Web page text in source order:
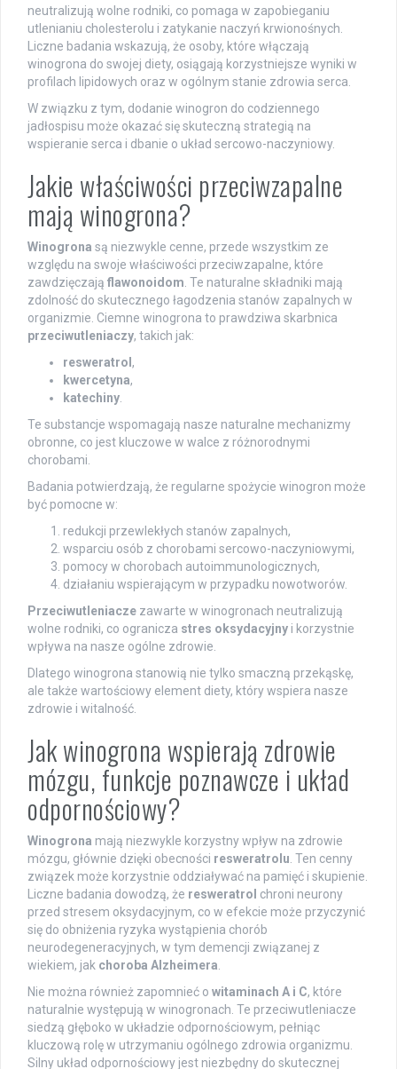
neutralizują wolne rodniki, co pomaga w zapobieganiu
utlenianiu cholesterolu i zatykanie naczyń krwionośnych.
Liczne badania wskazują, że osoby, które włączają
winogrona do swojej diety, osiągają korzystniejsze wyniki w
profilach lipidowych oraz w ogólnym stanie zdrowia serca.
W związku z tym, dodanie winogron do codziennego
jadłospisu może okazać się skuteczną strategią na
wspieranie serca i dbanie o układ sercowo-naczyniowy.
Jakie właściwości przeciwzapalne
mają winogrona?
Winogrona są niezwykle cenne, przede wszystkim ze
względu na swoje właściwości przeciwzapalne, które
zawdzięczają flawonoidom . Te naturalne składniki mają
zdolność do skutecznego łagodzenia stanów zapalnych w
organizmie. Ciemne winogrona to prawdziwa skarbnica
przeciwutleniaczy, takich jak:
resweratrol ,
kwercetyna,
katechiny
Te substancje wspomagają nasze naturalne mechanizmy
obronne, co jest kluczowe w walce z różnorodnymi
chorobami.
Badania potwierdzają, że regularne spożycie winogron może
być pomocne w:
redukcji przewlekłych stanów zapalnych,
wsparciu osób z chorobami sercowo-naczyniowymi,
pomocy w chorobach autoimmunologicznych,
działaniu wspierającym w przypadku nowotworów.
Przeciwutleniacze zawarte w winogronach neutralizują
wolne rodniki, co ogranicza stres oksydacyjny i korzystnie
wpływa na nasze ogólne zdrowie.
Dlatego winogrona stanowią nie tylko smaczną przekąskę,
ale także wartościowy element diety, który wspiera nasze
zdrowie i witalność.
Jak winogrona wspierają zdrowie
mózgu, funkcje poznawcze i układ
odpornościowy?
Winogrona mają niezwykle korzystny wpływ na zdrowie
mózgu, głównie dzięki obecności resweratrolu . Ten cenny
związek może korzystnie oddziaływać na pamięć i skupienie.
Liczne badania dowodzą, że resweratrol chroni neurony
przed stresem oksydacyjnym, co w efekcie może przyczynić
się do obniżenia ryzyka wystąpienia chorób
neurodegeneracyjnych, w tym demencji związanej z
wiekiem, jak choroba Alzheimera
Nie można również zapomnieć o witaminach A i C, które
naturalnie występują w winogronach. Te przeciwutleniacze
siedzą głęboko w układzie odpornościowym, pełniąc
kluczową rolę w utrzymaniu ogólnego zdrowia organizmu.
Silny układ odpornościowy jest niezbędny do skutecznej